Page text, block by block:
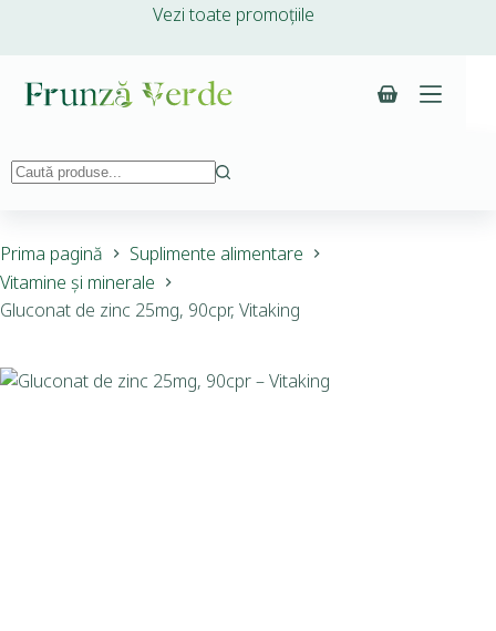
Vezi toate promoțiile
Prima pagină
Suplimente alimentare
Vitamine și minerale
Gluconat de zinc 25mg, 90cpr, Vitaking